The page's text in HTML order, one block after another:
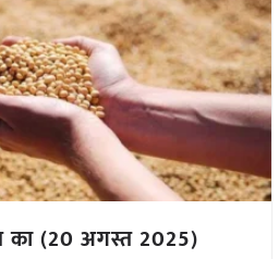
का (20 अगस्त 2025)